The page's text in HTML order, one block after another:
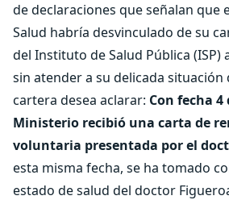
de declaraciones que señalan que
Salud habría desvinculado de su
del Instituto de Salud Pública (ISP)
sin atender a su delicada situación
cartera desea aclarar: Con fecha
Ministerio recibió una carta de
voluntaria presentada por el
esta misma fecha, se ha tomado
estado de salud del doctor